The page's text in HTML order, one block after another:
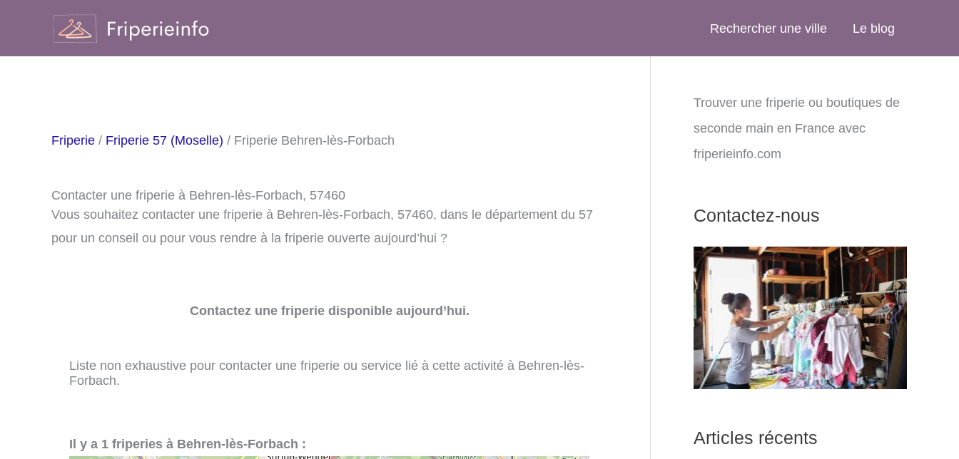
contenu
Rechercher une ville Le blog
Friperie / Friperie 57 (Moselle) / Friperie Behren-lès-Forbach
Contacter une friperie à Behren-lès-Forbach, 57460
Vous souhaitez contacter une friperie à Behren-lès-Forbach, 57460, dans le département du 57
pour un conseil ou pour vous rendre à la friperie ouverte aujourd’hui ?
Contactez une friperie disponible aujourd’hui.
Liste non exhaustive pour contacter une friperie ou service lié à cette activité à Behren-lès-
Forbach.
Il y a 1 friperies à Behren-lès-Forbach :
Trouver une friperie ou boutiques de
seconde main en France avec
friperieinfo.com
Contactez-nous
Articles récents